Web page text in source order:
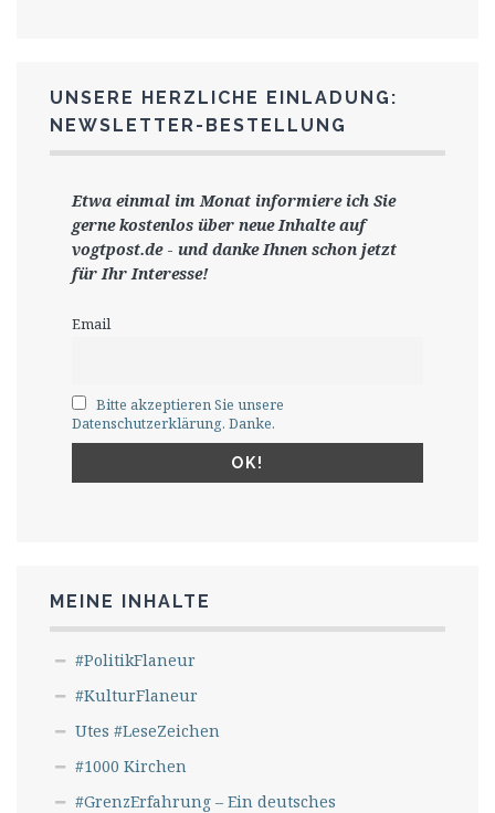
UNSERE HERZLICHE EINLADUNG:
NEWSLETTER-BESTELLUNG
Etwa einmal im Monat informiere ich Sie
gernekostenlos über neue Inhalte auf
vogtpost.de- und danke Ihnen schon jetzt
für Ihr Interesse!
Email
Bitte akzeptieren Sie unsere
Datenschutzerklärung. Danke.
MEINE INHALTE
#PolitikFlaneur
#KulturFlaneur
Utes #LeseZeichen
#1000 Kirchen
#GrenzErfahrung – Ein deutsches